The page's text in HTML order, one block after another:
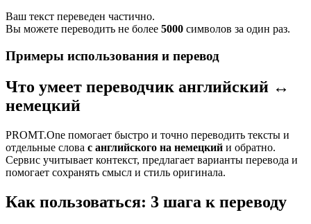
Ваш текст переведен частично.
Вы можете переводить не более 5000 символов за один раз.
Примеры использования и перевод
Что умеет переводчик английский ↔
немецкий
PROMT.One помогает быстро и точно переводить тексты и
отдельные слова с английского на немецкий и обратно.
Сервис учитывает контекст, предлагает варианты перевода и
помогает сохранять смысл и стиль оригинала.
Как пользоваться: 3 шага к переводу